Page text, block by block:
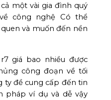
một vài gia đình quý
công nghệ Có thể
và muốn đến nền
giá bao nhiều được
công đoạn về tối
ty đề cung cấp đến tin
pháp ví dụ và dễ vậy